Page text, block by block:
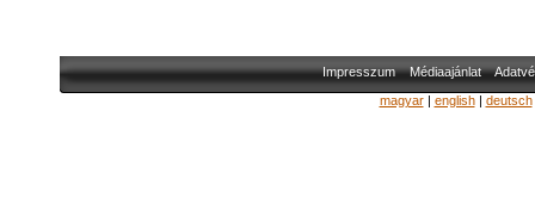
Impresszum Médiaajánlat
magyar| english| deutsch